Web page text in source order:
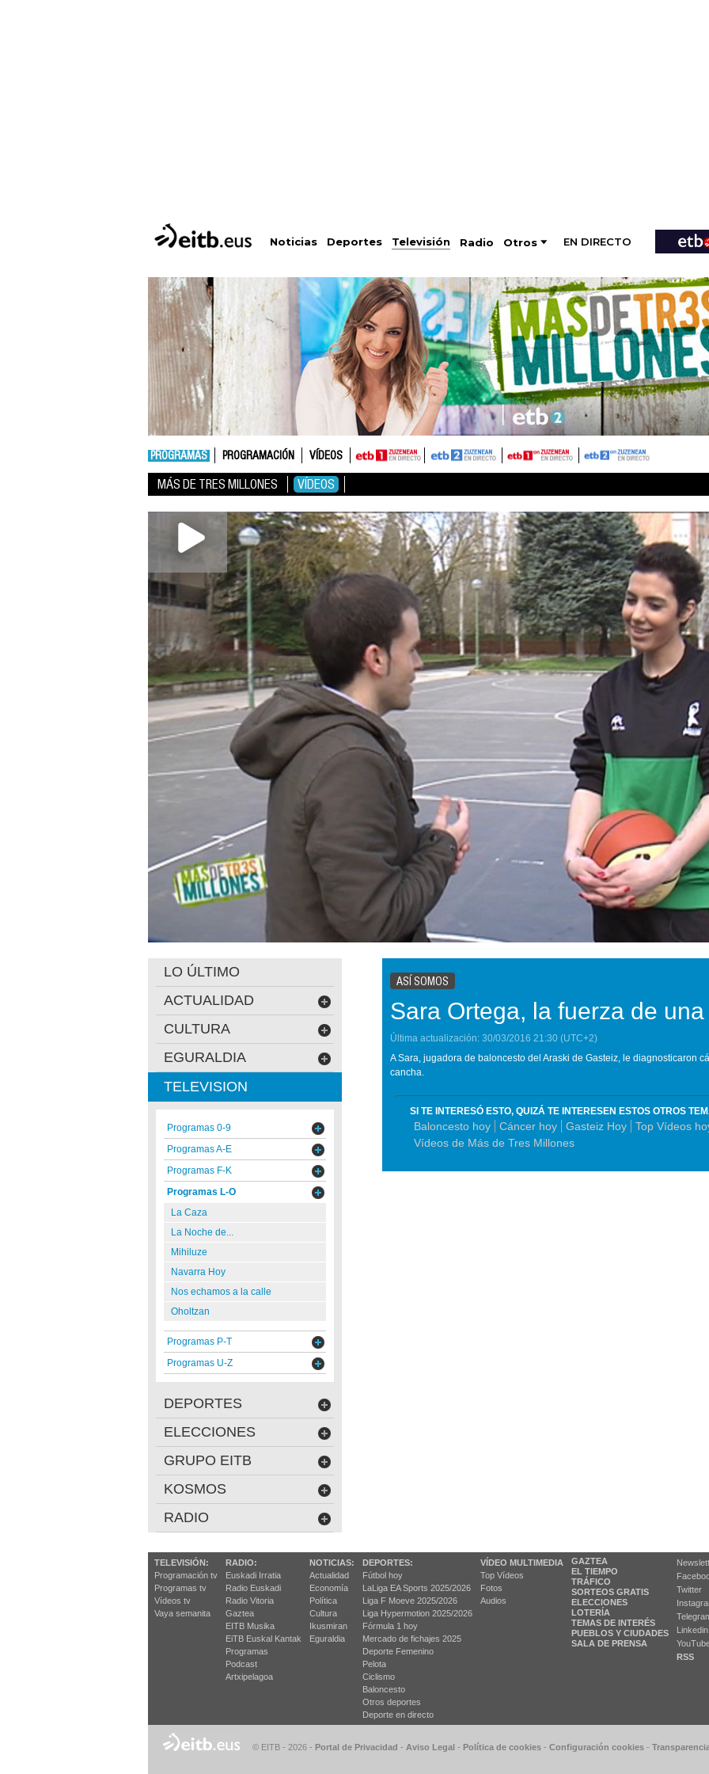
Noticias Deportes Televisión Radio Otros EN DIRECTO
PROGRAMAS PROGRAMACIÓN VÍDEOS
MÁS DE TRES MILLONES VÍDEOS
ASÍ SOMOS
Sara Ortega, la fuerza de
Última actualización: 30/03/2016 21:30 (UTC+2)
A Sara, jugadora de baloncesto del Araski de Gasteiz, le diagnosticaron
cancha.
SI TE INTERESÓ ESTO, QUIZÁ TE INTERESEN ESTOS OTROS
Baloncesto hoy Cáncer hoy Gasteiz Hoy Top Vídeos
Vídeos de Más de Tres Millones
LO ÚLTIMO
ACTUALIDAD
CULTURA
EGURALDIA
TELEVISION
Programas 0-9
Programas A-E
Programas F-K
Programas L-O
La Caza
La Noche de...
Mihiluze
Navarra Hoy
Nos echamos a la calle
Oholtzan
Programas P-T
Programas U-Z
DEPORTES
ELECCIONES
GRUPO EITB
KOSMOS
RADIO
TELEVISIÓN:
Programación tv
Programas tv
Vídeos tv
Vaya semanita
RADIO:
Euskadi Irratia
Radio Euskadi
Radio Vitoria
Gaztea
EITB Musika
EiTB Euskal Kantak
Programas
Podcast
Artxipelagoa
NOTICIAS:
Actualidad
Economía
Política
Cultura
Ikusmiran
Eguraldia
DEPORTES:
Fútbol hoy
LaLiga EA Sports 2025/2026
Liga F Moeve 2025/2026
Liga Hypermotion 2025/2026
Fórmula 1 hoy
Mercado de fichajes 2025
Deporte Femenino
Pelota
Ciclismo
Baloncesto
Otros deportes
Deporte en directo
VÍDEO MULTIMEDIA
Top Vídeos
Fotos
Audios
GAZTEA
EL TIEMPO
TRÁFICO
SORTEOS GRATIS
ELECCIONES
LOTERÍA
TEMAS DE INTERÉS
PUEBLOS Y CIUDADES
SALA DE PRENSA
Twitter
Linkedin
RSS
© EITB - 2026 - Portal de Privacidad - Aviso Legal - Política de cookies - Configuración cookies -